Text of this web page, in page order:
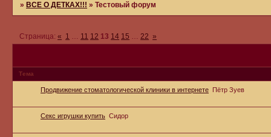
» ВСЕ О ДЕТКАХ!!! »Тестовый форум
Страница:« 1 … 11 12 13 14 15 … 22 »
Тема
Продвижение стоматологической клиники в интернете Пётр Зуев
Секс игрушки купить Сидор